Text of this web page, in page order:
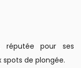
réputée pour ses
spots de plongée.